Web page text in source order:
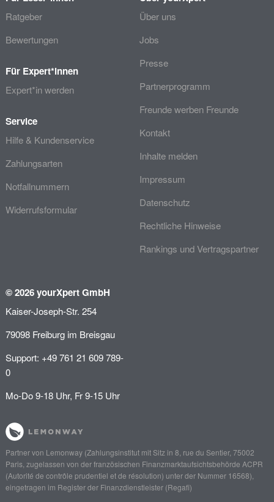
Ratgeber
Bewertungen
Für Expert*innen
Expert*in werden
Service
Hilfe & Kundenservice
Zahlungsarten
Notfallnummern
Widerrufsformular
Über uns
Jobs
Presse
Partnerprogramm
Freunde werben Freunde
Kontakt
Inhalte melden
Impressum
Datenschutz
Rechtliche Hinweise
Rankings und Vertragspartner
© 2026 yourXpert GmbH
Kaiser-Joseph-Str. 254
79098 Freiburg im Breisgau
Support: +49 761 21 609 789-
0
Mo-Do 9-18 Uhr, Fr 9-15 Uhr
Partner von Lemonway(Zahlungsinstitut mit Sitz in 8, rue du Sentier, 75002
Paris, zugelassen von der französischen Finanzmarktaufsichtsbehörde ACPR
(Autorité de contrôle prudentiel et de résolution) unter der Nummer 16568),
eingetragen im Register der Finanzdienstleister (Regafi)